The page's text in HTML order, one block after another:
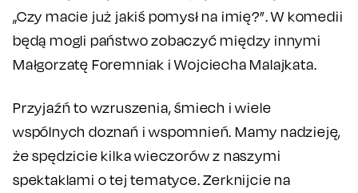
„Czy macie już jakiś pomysł na imię?”. W komedii
będą mogli państwo zobaczyć między innymi
Małgorzatę Foremniak i Wojciecha Malajkata.
Przyjaźń to wzruszenia, śmiech i wiele
wspólnych doznań i wspomnień. Mamy nadzieję,
że spędzicie kilka wieczorów z naszymi
spektaklami o tej tematyce. Zerknijcie na